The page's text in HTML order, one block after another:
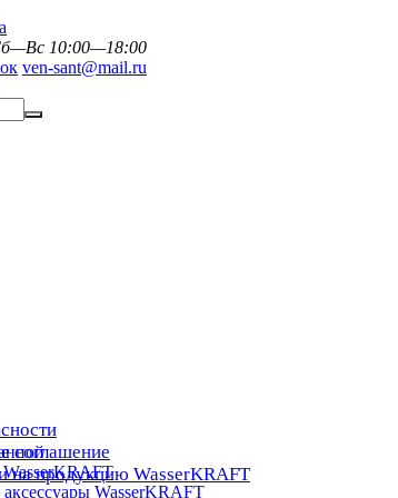
10:00—18:00
ven-sant@mail.ru
соглашение
на продукцию WasserKRAFT
WasserKRAFT